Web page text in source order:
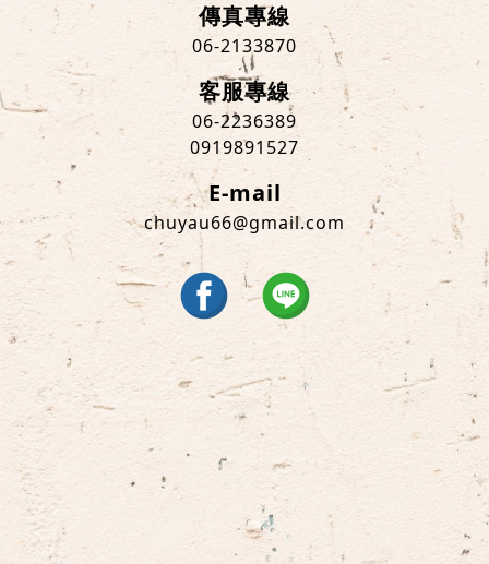
傳真專線
06-2133870
客服專線
06-2236389
0919891527
E-mail
chuyau66@gmail.com